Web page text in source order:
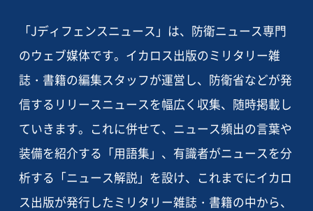
「Jディフェンスニュース」は、防衛ニュース専門
のウェブ媒体です。イカロス出版のミリタリー雑
誌・書籍の編集スタッフが運営し、防衛省などが発
信するリリースニュースを幅広く収集、随時掲載し
ていきます。これに併せて、ニュース頻出の言葉や
装備を紹介する「用語集」、有識者がニュースを分
析する「ニュース解説」を設け、これまでにイカロ
ス出版が発行したミリタリー雑誌・書籍の中から、